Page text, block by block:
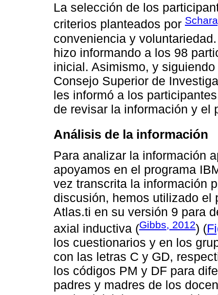
La selección de los
criterios planteados por
conveniencia y
hizo informando a los 98
inicial. Asimismo, y
Consejo Superior de
les informó a los
de revisar la información y el
Análisis de la información
Para analizar la información
apoyamos en el programa
vez transcrita la información
discusión, hemos utilizado el
Atlas.ti en su versión 9 para
axial inductiva (Gibbs, 2012) (
los cuestionarios y en los
con las letras C y GD,
los códigos PM y DF para
padres y madres de los